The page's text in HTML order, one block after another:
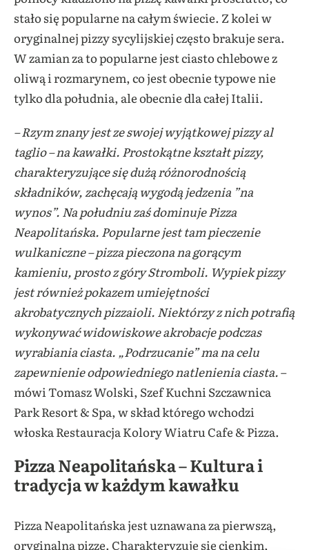
stało się popularne na całym świecie. Z kolei w
oryginalnej pizzy sycylijskiej często brakuje sera.
W zamian za to popularne jest ciasto chlebowe z
oliwą i rozmarynem, co jest obecnie typowe nie
tylko dla południa, ale obecnie dla całej Italii.
– Rzym znany jest ze swojej wyjątkowej pizzy al
taglio – na kawałki. Prostokątne kształt pizzy,
charakteryzujące się dużą różnorodnością
składników, zachęcają wygodą jedzenia ”na
wynos”. Na południu zaś dominuje Pizza
Neapolitańska. Popularne jest tam pieczenie
wulkaniczne – pizza pieczona na gorącym
kamieniu, prosto z góry Stromboli. Wypiek pizzy
jest również pokazem umiejętności
akrobatycznych pizzaioli. Niektórzy z nich potrafią
wykonywać widowiskowe akrobacje podczas
wyrabiania ciasta. „Podrzucanie” ma na celu
zapewnienie odpowiedniego natlenienia ciasta.–
mówi Tomasz Wolski, Szef Kuchni Szczawnica
Park Resort & Spa, w skład którego wchodzi
włoska Restauracja Kolory Wiatru Cafe & Pizza.
Pizza Neapolitańska – Kultura i
tradycja w każdym kawałku
Pizza Neapolitańska jest uznawana za pierwszą,
oryginalną pizzę. Charakteryzuje się cienkim,